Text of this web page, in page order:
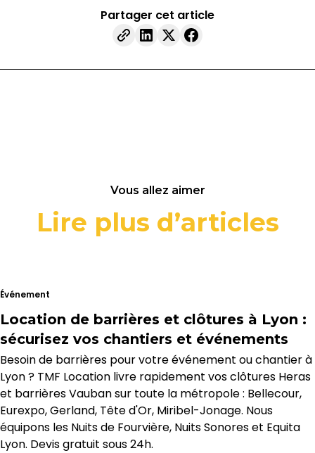
Partager cet article
Vous allez aimer
Lire plus d’articles
Événement
Location de barrières et clôtures à Lyon :
sécurisez vos chantiers et événements
Besoin de barrières pour votre événement ou chantier à
Lyon ? TMF Location livre rapidement vos clôtures Heras
et barrières Vauban sur toute la métropole : Bellecour,
Eurexpo, Gerland, Tête d'Or, Miribel-Jonage. Nous
équipons les Nuits de Fourvière, Nuits Sonores et Equita
Lyon. Devis gratuit sous 24h.